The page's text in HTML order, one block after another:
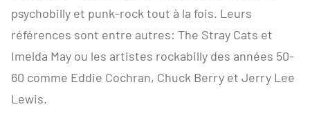
psychobilly et punk-rock tout à la fois. Leurs
références sont entre autres: The Stray Cats et
Imelda May ou les artistes rockabilly des années 50-
60 comme Eddie Cochran, Chuck Berry et Jerry Lee
Lewis.